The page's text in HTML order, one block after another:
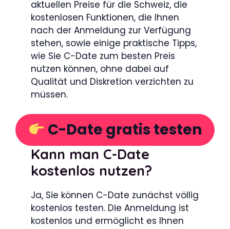
aktuellen Preise für die Schweiz, die
kostenlosen Funktionen, die Ihnen
nach der Anmeldung zur Verfügung
stehen, sowie einige praktische Tipps,
wie Sie C-Date zum besten Preis
nutzen können, ohne dabei auf
Qualität und Diskretion verzichten zu
müssen.
C-Date gratis testen
Kann man C-Date
kostenlos nutzen?
Ja, Sie können C-Date zunächst völlig
kostenlos testen. Die Anmeldung ist
kostenlos und ermöglicht es Ihnen